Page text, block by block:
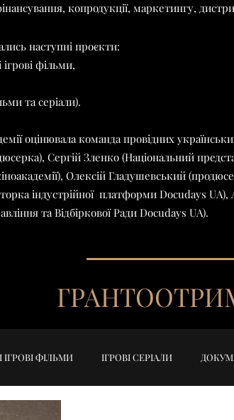
копродукції, маркетингу,
наступні проєкти:
фільми,
та серіали).
оцінювала команда провідних
Сергій Зленко (Національний
Олексій Гладушевський
індустрійної платформи Docudays UA),
та Відбіркової Ради Docudays UA).​​
ФІЛЬМИ ІГРОВІ СЕРІАЛИ